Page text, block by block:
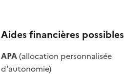
Aides financières possibles
APA(allocation personnalisée
d'autonomie)